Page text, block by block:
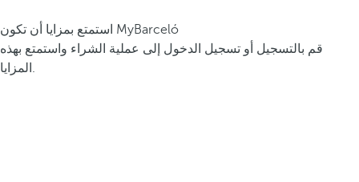
استمتع بمزايا أن تكون MyBarceló
قم بالتسجيل أو تسجيل الدخول إلى عملية الشراء واستمتع بهذه
المزايا.